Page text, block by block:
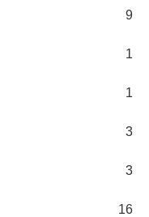
9
1
1
3
3
16